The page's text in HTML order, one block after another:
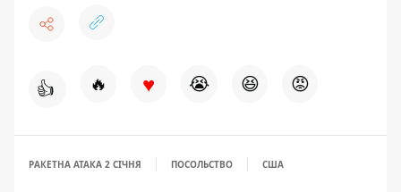
👍 🔥 ♥ 😭 😆 😡
РАКЕТНА АТАКА 2 СІЧНЯ ПОСОЛЬСТВО США